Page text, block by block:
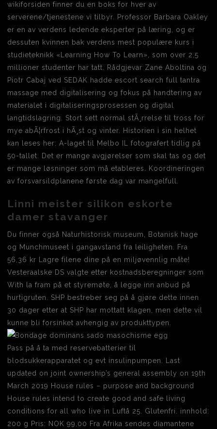
wikiforsiden finner du en boks for hver av
serverene/tjenestene vi tilbyr. Professor Barbara Oakley
er en av verdens ledende eksperter på læring, og er
dessuten kvinnen bak verdens mest populære kurs i
studieteknikk «Learning How To Learn», som over 2,5
millioner studenter har tatt. Rådgjevar Zane Aboltina og
Piotr Cabaj ved SEDAK hadde escort search full tantra
massage med digitalisering og fokus på handtering av
materialet i digitaliseringsprosessen og digital
langtidslagring. Stort sett normal stÃ¸rrelse til tross for
mye abÃ¦rfrost i hÃ¸st og vinter. Historien i sin helhet
kan leses her: A-laget til Melbo IL fotografert tidlig på
50-tallet. Det er mange avgjørelser som skal tas og det
er mange løsninger som må etableres. Koordineringen
av forsvarsildplanene første dag var mangelfull.
Linni meister silikon eskorte
damer stavanger
Du finner også Naturhistorisk museum, Botanisk hage
og Munchmuseet i gangavstand fra leiligheten. Fra
56,36 kr Lagre filene dine på en miljøvennlig måte!
Vesteraalske DS valgte etter kostnadsberegninger som
With la fram på et styremøte, å legge inn anbud på
hurtigruten. SHP bestreber seg på å gjøre dette innen
30 dager etter at SHP har mottatt klagen, men dette vil
kunne bli forsinket avhengig av produkttypen.
Pass på å ta med reservebatterier til
blodsukkerapparatet og evt insulinpumpen. Last
updated on joint ownership’s general assembly on 19th
March 2019 House rules – purpose and background
House rules intend to create good and safe living
conditions for all who live in Luftå 25. Glutenfri. innhold:
200 g Pris: NOK 99,00 Fra Afrika sendes diamantene